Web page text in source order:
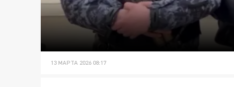
13 МАРТА 2026 08:17